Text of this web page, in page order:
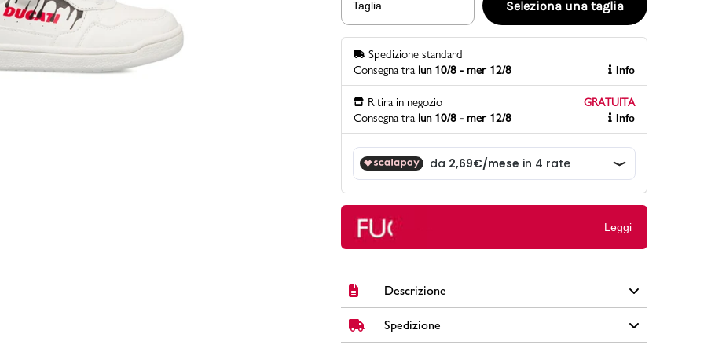
Scopri di più
PittaRosso PittaRosso
Gioco della scarpa al matrimonio e idee
divertenti con le calzature
Taglia Seleziona una taglia
Spedizione standard
Consegna tra lun 10/8 - mer 12/8 Info
Ritira in negozio
GRATUITA
Consegna tra lun 10/8 - mer 12/8 Info
Leggi
Descrizione
Sneakers da ragazzo Ducati colore blu in similpelle e
tessuto con chiusura in velcro, lacci elastici e logo laterale.
Spedizione